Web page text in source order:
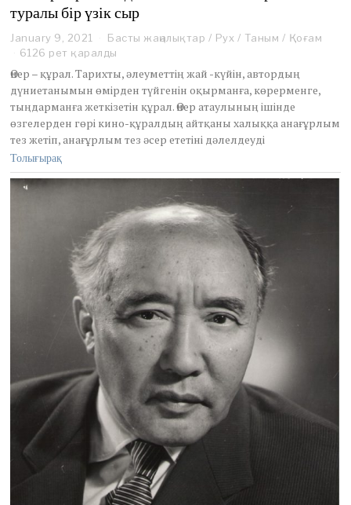
туралы бір үзік сыр
January 9, 2021
a
u
a
r
y
9
0
Басты жаңалықтар / Рух / Таным / Қоғам
6126 рет қаралды
Өнер – құрал. Тарихты, әлеуметтің жай -күйін, автордың
дүниетанымын өмірден түйгенін оқырманға, көрерменге,
тыңдарманға жеткізетін құрал. Өнер атаулының ішінде
өзгелерден гөрі кино-құралдың айтқаны халыққа анағұрлым
тез жетіп, анағұрлым тез әсер ететіні дәлелдеуді
Толығырақ